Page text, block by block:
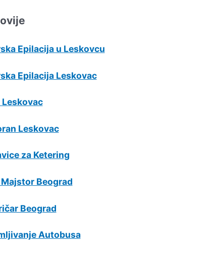
Epilacija u Leskovcu
Epilacija Leskovac
Leskovac
Leskovac
za Ketering
Beograd
Beograd
Autobusa